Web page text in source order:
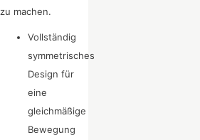
zu machen.
Vollständig
symmetrisches
Design für
eine
gleichmäßige
Bewegung